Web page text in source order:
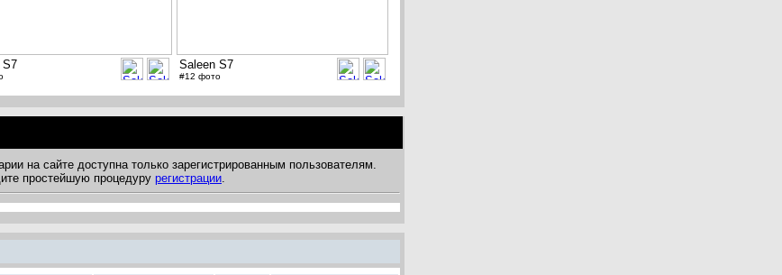
S7 Saleen S7
#12 фото
на сайте доступна только зарегистрированным пользователям.
простейшую процедуру регистрации.